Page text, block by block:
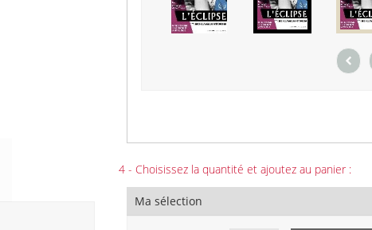
4 - Choisissez la quantité et ajoutez au panier :
Ma sélection